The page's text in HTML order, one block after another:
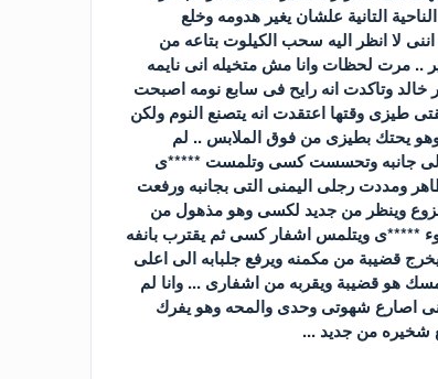
التانية علشان يغير هدومه وخلع
لا انظر اليه سحب الكيلوت بتاعه من
.. مرت لحظات وانا مش متخيله انى نايمه
وتاكدت انه رايح فى سابع نومه اصبحت
طيزى وقتها اعتقدت انه يتصنع النوم ولكن
يحتك بطيزى من فوق الملابس .. لم
الى جانبه وتحسست كسى وتلمست *****ى
ومددت رجلى اليمنى التى بجانبه ورفعت
وينظر من جديد لكسى وهو مذهول من
*****ى ويتلمس اشفار كسى ثم يقترب بانفه
قضيبة من مكمنه ويرفع جلبابه الى اعلى
هو قضيبة ويقربه من اشفارى ... وانا لم
اصارع شهوتى وحدى والمحه وهو يفرك
شخيره من جديد ...